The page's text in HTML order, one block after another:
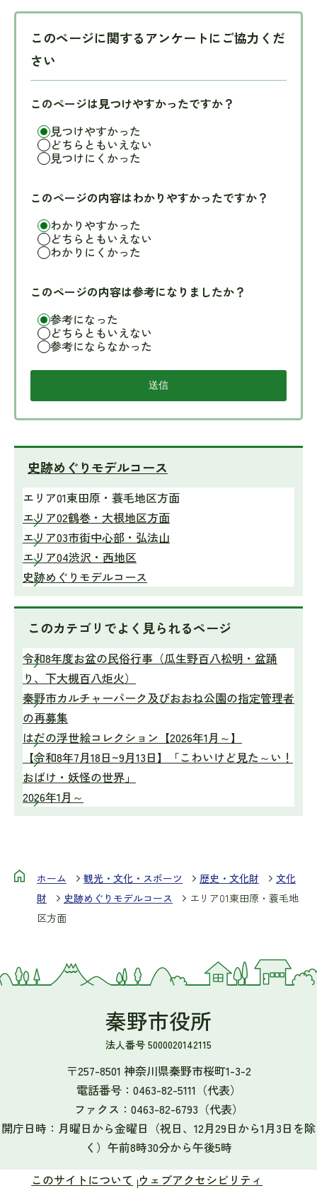
このページに関するアンケートにご協力くだ
さい
このページは見つけやすかったですか？
見つけやすかった
どちらともいえない
見つけにくかった
このページの内容はわかりやすかったですか？
わかりやすかった
どちらともいえない
わかりにくかった
このページの内容は参考になりましたか？
参考になった
どちらともいえない
参考にならなかった
史跡めぐりモデルコース
エリア01東田原・蓑毛地区方面
エリア02鶴巻・大根地区方面
エリア03市街中心部・弘法山
エリア04渋沢・西地区
史跡めぐりモデルコース
このカテゴリでよく見られるページ
令和8年度お盆の民俗行事（瓜生野百八松明・盆踊
り、下大槻百八炬火）
秦野市カルチャーパーク及びおおね公園の指定管理者
の再募集
はだの浮世絵コレクション【2026年1月～】
【令和8年7月18日~9月13日】「こわいけど見た～い！
おばけ・妖怪の世界」
2026年1月～
ホーム 観光・文化・スポーツ 歴史・文化財
文化
財
史跡めぐりモデルコース
エリア01東田原・蓑毛地
区方面
秦野市役所
法人番号 5000020142115
〒257-8501 神奈川県秦野市桜町1-3-2
電話番号： 0463-82-5111 （代表）
ファクス： 0463-82-6793 （代表）
開庁日時：月曜日から金曜日（祝日、12月29日から1月3日を除
く）午前8時30分から午後5時
このサイトについて ウェブアクセシビリティ